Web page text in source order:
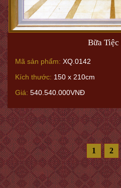
Bữa
Mã sản phẩm: XQ.0142
Kích thước: 150 x 210cm
Giá: 540.540.000VNĐ
1 2